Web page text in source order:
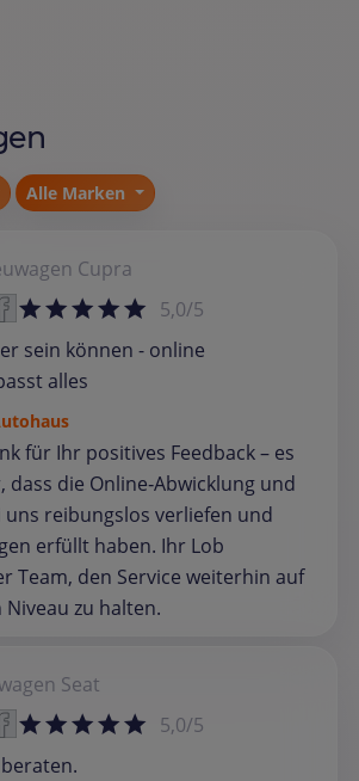
Alle Marken
Cupra
5,0/5
sein können - online
alles
für Ihr positives Feedback – es
die Online‑Abwicklung und
uns reibungslos verliefen und
erfüllt haben. Ihr Lob
Team, den Service weiterhin auf
zu halten.
Seat
5,0/5